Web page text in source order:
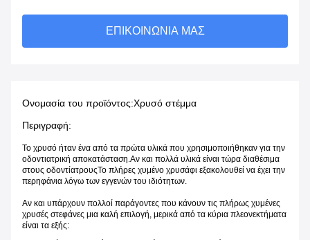
ΕΠΙΚΟΙΝΩΝΊΑ ΜΑΣ
Ονομασία του προϊόντος:Χρυσό στέμμα
Περιγραφή:
Το χρυσό ήταν ένα από τα πρώτα υλικά που χρησιμοποιήθηκαν για την
οδοντιατρική αποκατάσταση.Αν και πολλά υλικά είναι τώρα διαθέσιμα
στους οδοντίατρουςΤο πλήρες χυμένο χρυσάφι εξακολουθεί να έχει την
περηφάνια λόγω των εγγενών του ιδιότητων.
Αν και υπάρχουν πολλοί παράγοντες που κάνουν τις πλήρως χυμένες
χρυσές στεφάνες μια καλή επιλογή, μερικά από τα κύρια πλεονεκτήματα
είναι τα εξής: